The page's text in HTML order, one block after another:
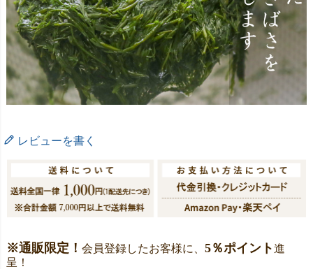
レビューを書く
※通販限定！ 会員登録したお客様に、 5％ポイント進
呈！